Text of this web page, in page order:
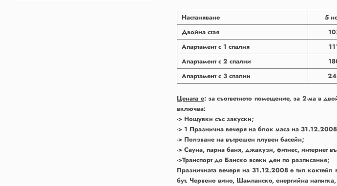
Настаняване 5
Двойна стая
Апартамент с 1 спалня
Апартамент с 2 спални
Апартамент с 3 спални
Цената е: за съответното помещение, за 2-ма в
включва:
-> Нощувки със закуски;
-> 1 Празнична вечеря на блок маса на
-> Ползване на вътрешен плувен басейн;
-> Сауна, парна баня, джакузи, фитнес, интернет
->Транспорт до Банско всеки ден по разписание;
Празничната вечеря на 31.12.2008 е тип
бут. Червено вино, Шампанско, енергийна